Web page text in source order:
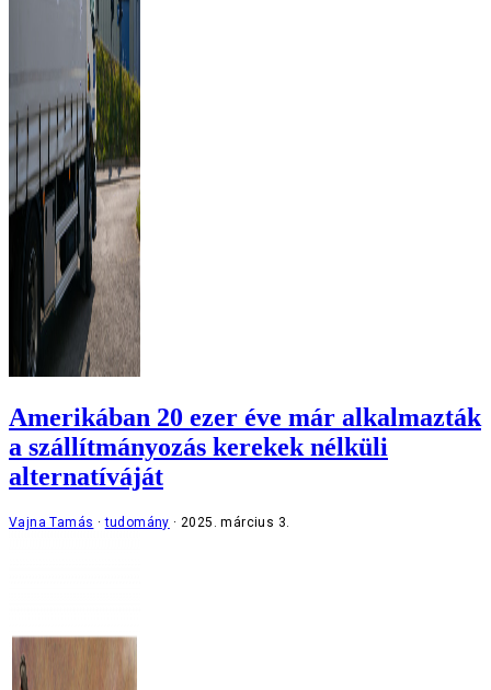
Amerikában 20 ezer éve már alkalmazták
a szállítmányozás kerekek nélküli
alternatíváját
Vajna Tamás tudomány 2025. március 3.